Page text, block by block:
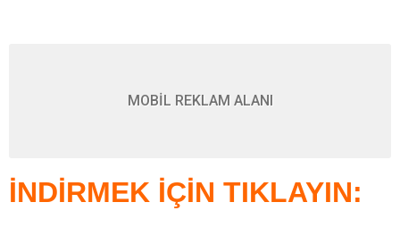
MOBİL REKLAM ALANI
İNDİRMEK İÇİN TIKLAYIN: